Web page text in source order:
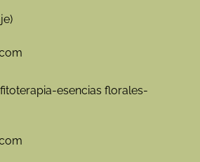
esencias florales-